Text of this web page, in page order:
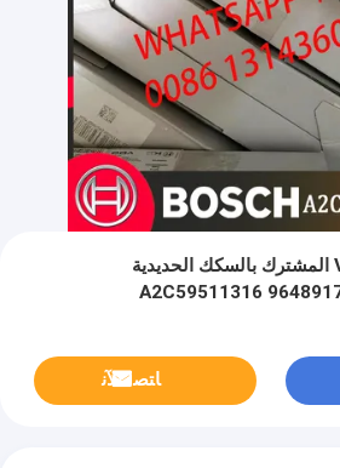
حاقن وقود الديزل VDO المشترك بالسكك الحديدية
A2C59511316
ﺎﺘﺼﻟ ﺍﻶﻧ